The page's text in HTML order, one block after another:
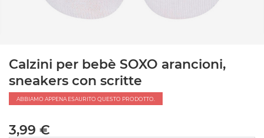
Calzini per bebè SOXO arancioni,
sneakers con scritte
ABBIAMO APPENA ESAURITO QUESTO PRODOTTO.
3,99 €